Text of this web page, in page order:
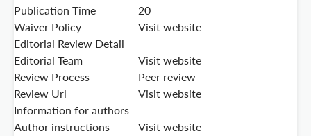
Publication Time
20
Waiver Policy
Visit website
Editorial Review Detail
Editorial Team
Visit website
Review Process
Peer review
Review Url
Visit website
Information for authors
Author instructions
Visit website